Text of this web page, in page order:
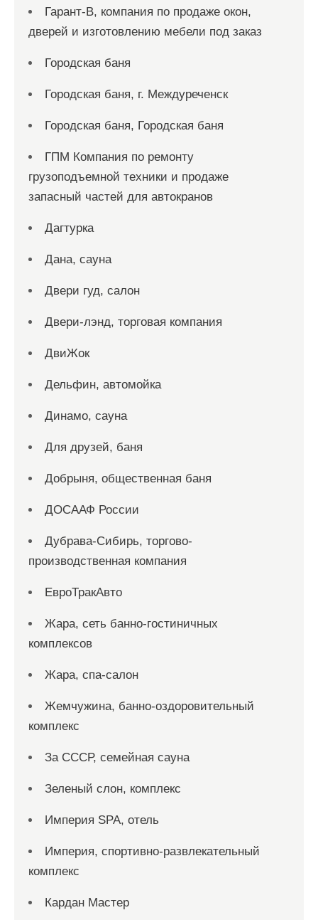
Гарант-В, компания по продаже окон,
дверей и изготовлению мебели под заказ
Городская баня
Городская баня, г. Междуреченск
Городская баня, Городская баня
ГПМ Компания по ремонту
грузоподъемной техники и продаже
запасный частей для автокранов
Дагтурка
Дана, сауна
Двери гуд, салон
Двери-лэнд, торговая компания
ДвиЖок
Дельфин, автомойка
Динамо, сауна
Для друзей, баня
Добрыня, общественная баня
ДОСААФ России
Дубрава-Сибирь, торгово-
производственная компания
ЕвроТракАвто
Жара, сеть банно-гостиничных
комплексов
Жара, спа-салон
Жемчужина, банно-оздоровительный
комплекс
За СССР, семейная сауна
Зеленый слон, комплекс
Империя SPA, отель
Империя, спортивно-развлекательный
комплекс
Кардан Мастер